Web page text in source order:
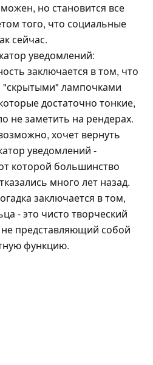
но становится все
того, что социальные
сейчас.
уведомлений:
заключается в том, что
"скрытыми" лампочками
достаточно тонкие,
не заметить на рендерах.
хочет вернуть
уведомлений -
которой большинство
много лет назад.
заключается в том,
- это чисто творческий
представляющий собой
функцию.